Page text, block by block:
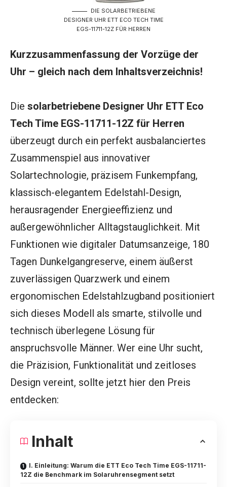
DIE SOLARBETRIEBENE
DESIGNER UHR ETT ECO TECH TIME
EGS-11711-12Z FÜR HERREN
Kurzzusammenfassung der Vorzüge der
Uhr – gleich nach dem Inhaltsverzeichnis!
Die solarbetriebene Designer Uhr ETT Eco
Tech Time EGS-11711-12Z für Herren
überzeugt durch ein perfekt ausbalanciertes
Zusammenspiel aus innovativer
Solartechnologie, präzisem Funkempfang,
klassisch-elegantem Edelstahl-Design,
herausragender Energieeffizienz und
außergewöhnlicher Alltagstauglichkeit. Mit
Funktionen wie digitaler Datumsanzeige, 180
Tagen Dunkelgangreserve, einem äußerst
zuverlässigen Quarzwerk und einem
ergonomischen Edelstahlzugband positioniert
sich dieses Modell als smarte, stilvolle und
technisch überlegene Lösung für
anspruchsvolle Männer. Wer eine Uhr sucht,
die Präzision, Funktionalität und zeitloses
Design vereint, sollte jetzt hier den Preis
entdecken:
Inhalt
I. Einleitung: Warum die ETT Eco Tech Time EGS-11711-
12Z die Benchmark im Solaruhrensegment setzt